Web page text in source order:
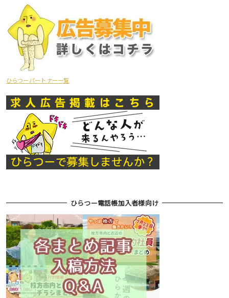
ひらつーパートナー一覧
ひらつー電話帳加入者様向け